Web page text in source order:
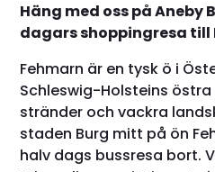
Häng med oss på Aneby
dagars shoppingresa till
Fehmarn är en tysk ö i
Schleswig-Holsteins
stränder och vackra
staden Burg mitt på ön
halv dags bussresa bort.